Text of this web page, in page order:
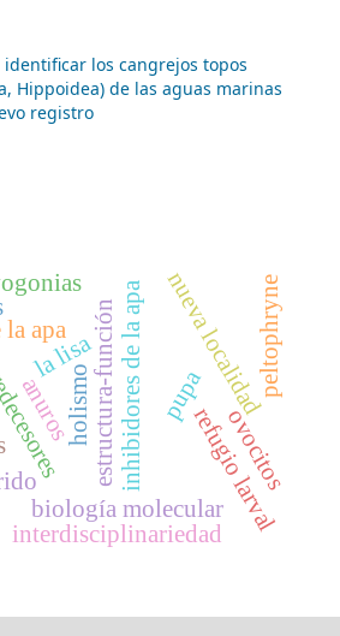
los cangrejos topos
Hippoidea) de las aguas marinas
registro
estructura-función
biología molecular
nueva localidad
la lisa
pupa
refugio larval
apa inhibidores de la apa
interdisciplinariedad
holismo
anuros ovocitos
peltophryne